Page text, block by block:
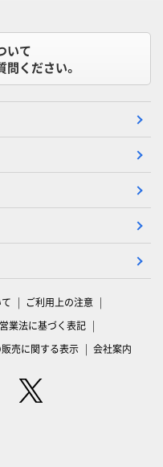
いて
ください。
ご利用上の注意
業法に基づく表記
売に関する表示 会社案内